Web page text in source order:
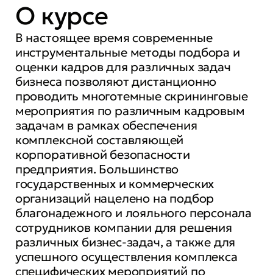
О курсе
В настоящее время современные
инструментальные методы подбора и
оценки кадров для различных задач
бизнеса позволяют дистанционно
проводить многотемные скрининговые
мероприятия по различным кадровым
задачам в рамках обеспечения
комплексной составляющей
корпоративной безопасности
предприятия. Большинство
государственных и коммерческих
организаций нацелено на подбор
благонадежного и лояльного персонала
сотрудников компании для решения
различных бизнес-задач, а также для
успешного осуществления комплекса
специфических мероприятий по